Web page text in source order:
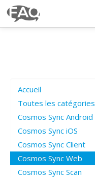
Poser une question
Questions ouvertes
Connexion
Accueil
Toutes les catégories
Cosmos Sync Android
Cosmos Sync iOS
Cosmos Sync Client
Cosmos Sync Web
Cosmos Sync Scan